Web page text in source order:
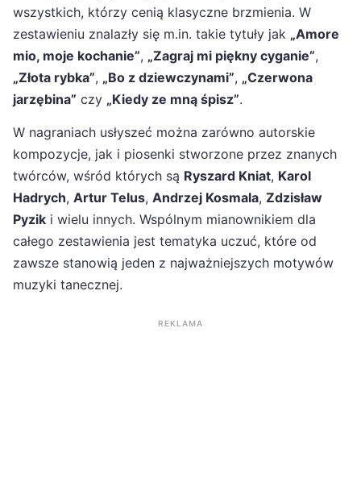
wszystkich, którzy cenią klasyczne brzmienia. W
zestawieniu znalazły się m.in. takie tytuły jak „Amore
mio, moje kochanie”, „Zagraj mi piękny cyganie”,
„Złota rybka”, „Bo z dziewczynami”, „Czerwona
jarzębina” czy „Kiedy ze mną śpisz”.
W nagraniach usłyszeć można zarówno autorskie
kompozycje, jak i piosenki stworzone przez znanych
twórców, wśród których są Ryszard Kniat, Karol
Hadrych, Artur Telus, Andrzej Kosmala, Zdzisław
Pyzik i wielu innych. Wspólnym mianownikiem dla
całego zestawienia jest tematyka uczuć, które od
zawsze stanowią jeden z najważniejszych motywów
muzyki tanecznej.
REKLAMA